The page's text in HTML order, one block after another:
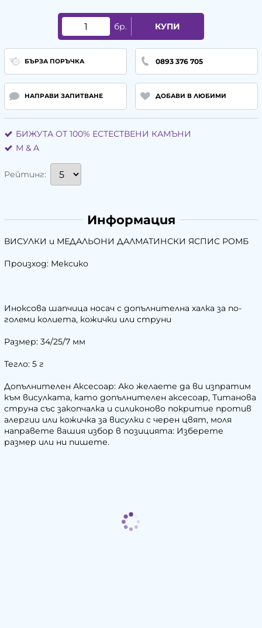
бр. КУПИ
БЪРЗА ПОРЪЧКА 0893 376 705
НАПРАВИ ЗАПИТВАНЕ ДОБАВИ В ЛЮБИМИ
БИЖУТА ОТ 100% ЕСТЕСТВЕНИ КАМЪНИ
М & A
Рейтинг:
Информация
ВИСУЛКИ и МЕДАЛЬОНИ ДАЛМАТИНСКИ ЯСПИС РОМБ
Произход: Мексико
Иноксова шапчица носач с допълнителна халка за по-
голeми колиета, кожички или струни
Размер: 34/25/7 мм
Тегло: 5 г
Допълнителен Аксесоар: Ако желаете да ви изпратим
към висулката, като допълнителен аксесоар, Титанова
струна със закопчалка и силиконово покритие против
алергии или кожичка за висулки с черен цвят, моля
направете вашия избор в позицията: Изберете
размер или ни пишете.